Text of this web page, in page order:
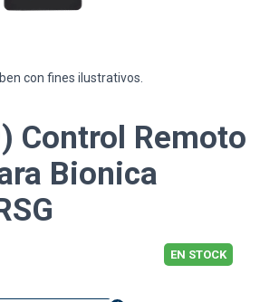
con fines ilustrativos.
Control Remoto
Bionica
EN STOCK